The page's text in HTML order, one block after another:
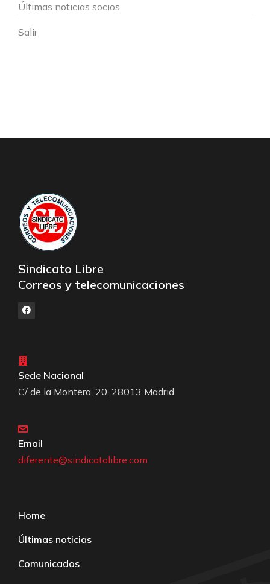
Últimas noticias socios
Salir
Sindicato Libre
Correos y telecomunicaciones
Sede Nacional
C/ de la Montera, 20, 28013 Madrid
Email
diferente@sindicatolibre.com
Home
Últimas noticias
Comunicados